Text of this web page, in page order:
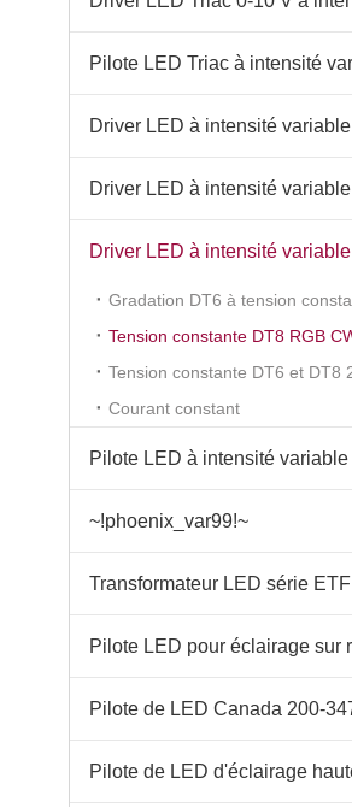
Courant constant
~!phoenix_var99!~
Transformateur LED série ETF